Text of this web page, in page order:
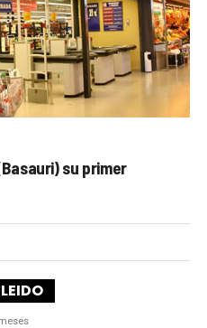
su primer